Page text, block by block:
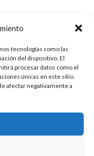
tecnologías como las
del dispositivo. El
procesar datos como el
únicas en este sitio.
afectar negativamente a
y distribución,
para automóvil